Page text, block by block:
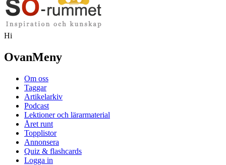
Hi
OvanMeny
Om oss
Taggar
Artikelarkiv
Podcast
Lektioner och lärarmaterial
Året runt
Topplistor
Annonsera
Quiz & flashcards
Logga in